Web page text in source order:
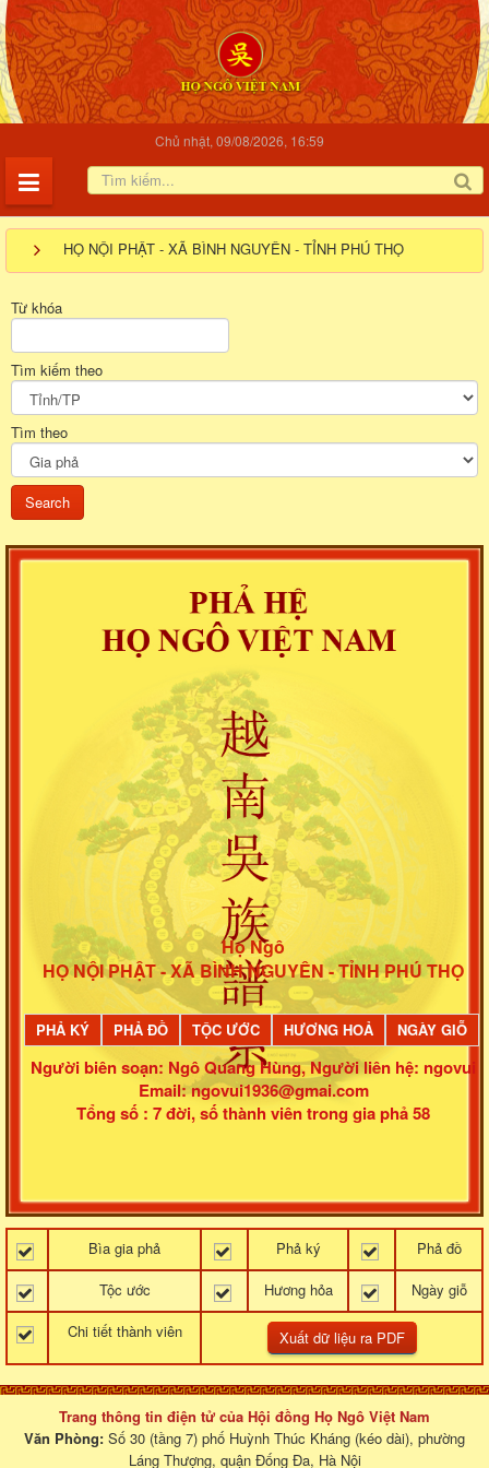
Chủ nhật, 09/08/2026, 16:59
HỌ NỘI PHẬT - XÃ BÌNH NGUYÊN - TỈNH PHÚ THỌ
Từ khóa
Tìm kiếm theo
Tìm theo
Họ Ngô
HỌ NỘI PHẬT - XÃ BÌNH NGUYÊN - TỈNH PHÚ THỌ
PHẢ KÝ PHẢ ĐỒ TỘC ƯỚC HƯƠNG HOẢ NGÀY GIỖ
Người biên soạn: Ngô Quang Hùng,Người liên hệ: ngovui
Email: ngovui1936@gmai.com
Tổng số : 7 đời, số thành viên trong gia phả 58
Bìa gia phả Phả ký
Phả đồ
Tộc ước
Hương hỏa
Ngày giỗ
Chi tiết thành viên
Trang thông tin điện tử của Hội đồng Họ Ngô Việt Nam
Văn Phòng: Số 30 (tầng 7) phố Huỳnh Thúc Kháng (kéo dài), phường
Láng Thượng, quận Đống Đa, Hà Nội